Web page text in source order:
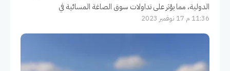
الدولية، مما يؤثر على تداولات سوق الصاغة المسائية في
11:36 م 17 نوفمبر 2023